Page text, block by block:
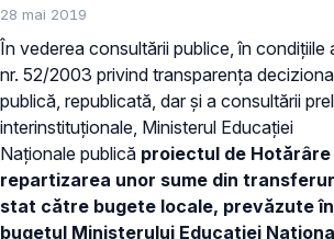
28 mai 2019
În vederea consultării publice, în condiţiile
nr. 52/2003 privind transparenţa
publică, republicată, dar și a consultării
interinstituționale, Ministerul Educaţiei
Naţionale publică proiectul de Hotărâre
repartizarea unor sume din
stat către bugete locale, prevăzute în
bugetul Ministerului Educaţiei